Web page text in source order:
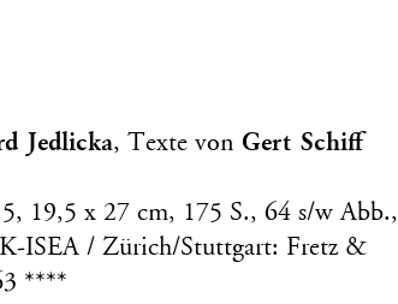
Jedlicka, Texte von Gert Schiff
19,5 x 27 cm, 175 S., 64 s/w Abb.,
ISEA / Zürich/Stuttgart: Fretz &
****